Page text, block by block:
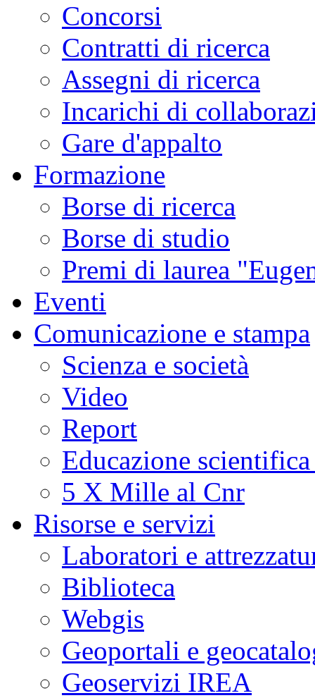
Concorsi
Contratti di ricerca
Assegni di ricerca
Incarichi di
Gare d'appalto
Formazione
Borse di ricerca
Borse di studio
Premi di laurea
Eventi
Comunicazione e stampa
Scienza e società
Video
Report
Educazione
5 X Mille al Cnr
Risorse e servizi
Laboratori e
Biblioteca
Webgis
Geoportali e
Geoservizi IREA